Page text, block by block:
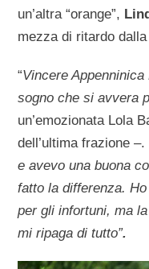
un’altra “orange”,
mezza di ritardo
“Vincere
sogno che si avvera
un’emozionata Lola
dell’ultima frazione –.
e avevo una buona
fatto la differenza.
per gli infortuni, ma
mi ripaga di tutto”.